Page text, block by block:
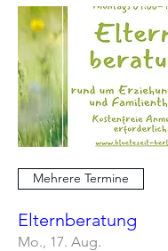
Mehrere Termine
Elternberatung
Mo., 17. Aug.